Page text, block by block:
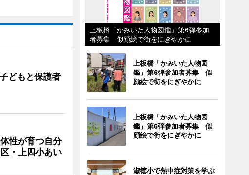
どもと保護者
性が育つ自分
・上四小あい
上板橋「かみいた人物図鑑」第6弾参加
者募集 似顔絵で街をにぎやかに
上板橋「かみいた人物図
鑑」第6弾参加者募集 似
顔絵で街をにぎやかに
上板橋「かみいた人物図
鑑」第6弾参加者募集 似
顔絵で街をにぎやかに
淑徳小で熱中症対策を学ぶ